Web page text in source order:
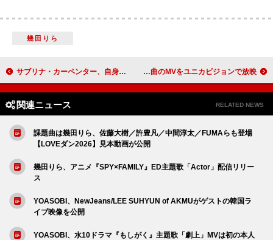
幾田りら
サブリナ・カーペンター、自身初のホストも務めた『SNL』出演を振り返る「人生で最も寝なかった週」 TOMORROW X TOGETHER、最新曲含む5曲のMVをユニカビジョンで放映
関連ニュース RELATED NEWS
課題曲は幾田りら、佐藤大樹／許豊凡／中間淳太／FUMAらも登場
【LOVEダン2026】見本動画が公開
幾田りら、アニメ『SPY×FAMILY』ED主題歌「Actor」配信リリー
ス
YOASOBI、NewJeans/LEE SUHYUN of AKMUがゲストの韓国ラ
イブ映像を公開
YOASOBI、水10ドラマ『もしがく』主題歌「劇上」MVは初の本人